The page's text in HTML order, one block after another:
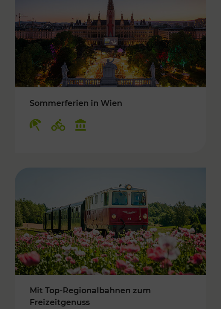
Sommerferien in Wien
Mit Top-Regionalbahnen zum
Freizeitgenuss